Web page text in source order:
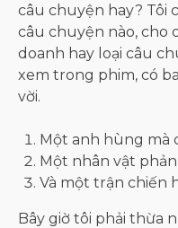
câu chuyện hay? Tôi
câu chuyện nào, cho
doanh hay loại câu
xem trong phim, có
vời.
Một anh hùng mà
Một nhân vật
Và một trận chiến
Bây giờ tôi phải thừa